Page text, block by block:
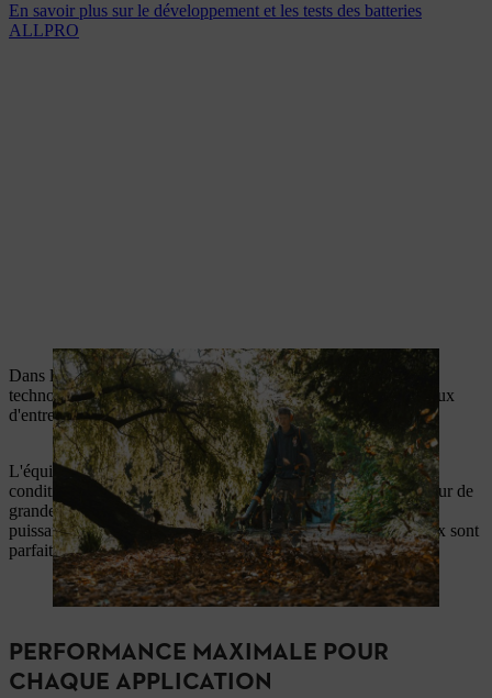
En savoir plus sur le développement et les tests des batteries
ALLPRO
Dans le jardin historique du Worcester College à Oxford, la
technologie de batterie moderne fait ses preuves dans les travaux
d'entretien quotidiens.
L'équipe de jardinage utilise les batteries ALLPRO dans des
conditions réelles et travaille avec elles dans des bois denses, sur de
grandes surfaces et pour des tailles décoratives précises. La
puissance, l'autonomie, le poids et le fonctionnement silencieux sont
parfaitement adaptés au travail quotidien exigeant.
PERFORMANCE MAXIMALE POUR
CHAQUE APPLICATION